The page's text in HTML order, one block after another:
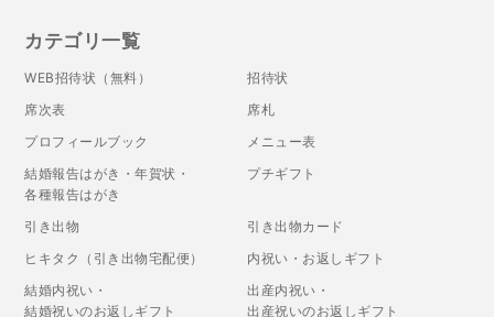
カテゴリ一覧
WEB招待状（無料）
招待状
席次表
席札
プロフィールブック
メニュー表
結婚報告はがき・年賀状・
各種報告はがき
プチギフト
引き出物
引き出物カード
ヒキタク（引き出物宅配便）
内祝い・お返しギフト
結婚内祝い・
結婚祝いのお返しギフト
出産内祝い・
出産祝いのお返しギフト